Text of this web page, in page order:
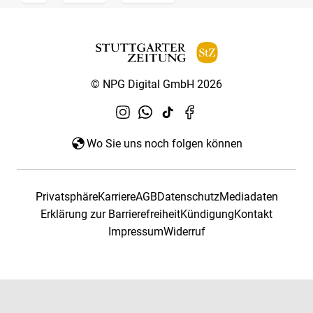
© NPG Digital GmbH 2026
Wo Sie uns noch folgen können
PrivatsphäreKarriereAGBDatenschutzMediadaten
Erklärung zur BarrierefreiheitKündigungKontakt
ImpressumWiderruf